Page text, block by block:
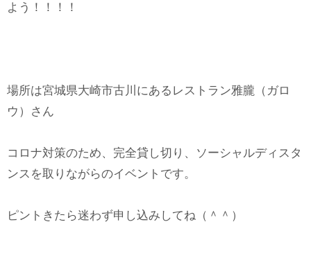
よう！！！！
場所は宮城県大崎市古川にあるレストラン雅朧（ガロ
ウ）さん
コロナ対策のため、完全貸し切り、ソーシャルディスタ
ンスを取りながらのイベントです。
ピントきたら迷わず申し込みしてね（＾＾）